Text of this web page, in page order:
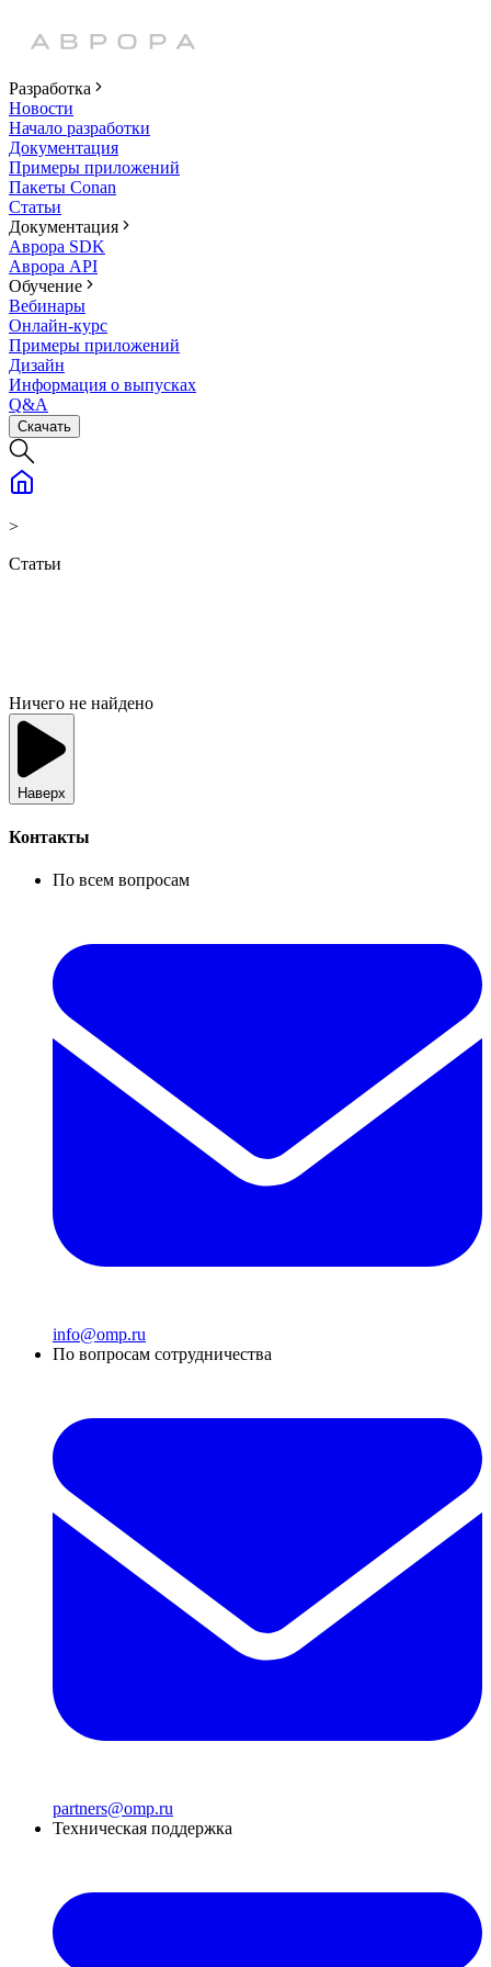
Разработка
Новости
Начало разработки
Документация
Примеры приложений
Пакеты Conan
Статьи
Документация
Аврора SDK
Аврора API
Обучение
Вебинары
Онлайн-курс
Примеры приложений
Дизайн
Информация о выпусках
Q&A
Скачать
>
Статьи
Ничего не найдено
Наверх
Контакты
По всем вопросам
info@omp.ru
По вопросам сотрудничества
partners@omp.ru
Техническая поддержка